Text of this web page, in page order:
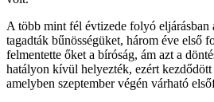
A több mint fél évtizede folyó eljárásban
tagadták bűnösségüket, három éve első
felmentette őket a bíróság, ám azt a
hatályon kívül helyezték, ezért
amelyben szeptember végén várható